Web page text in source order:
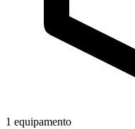
1 equipamento